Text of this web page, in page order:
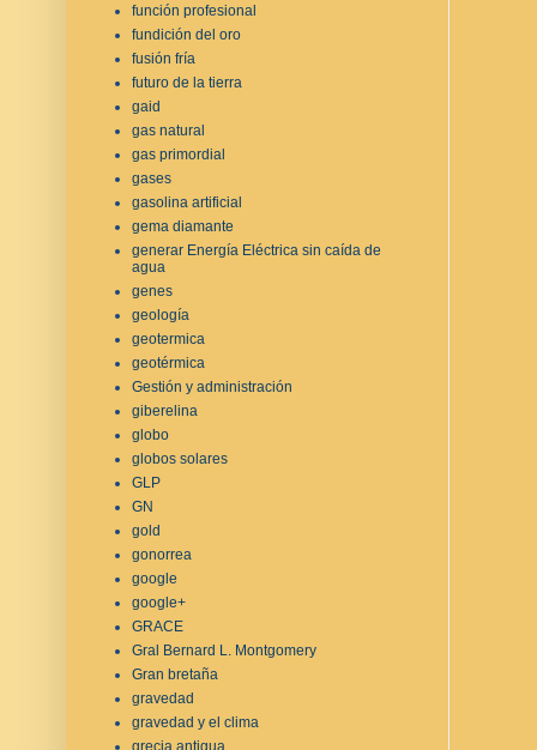
función profesional
fundición del oro
fusión fría
futuro de la tierra
gaid
gas natural
gas primordial
gases
gasolina artificial
gema diamante
generar Energía Eléctrica sin caída de
agua
genes
geología
geotermica
geotérmica
Gestión y administración
giberelina
globo
globos solares
GLP
GN
gold
gonorrea
google
google+
GRACE
Gral Bernard L. Montgomery
Gran bretaña
gravedad
gravedad y el clima
grecia antigua